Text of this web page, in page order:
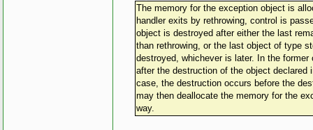
The memory for the exception object is
handler exits by rethrowing, control is
object is destroyed after either the last
than rethrowing, or the last object of type
destroyed, whichever is later. In the
after the destruction of the object declared
case, the destruction occurs before the
may then deallocate the memory for the
way.